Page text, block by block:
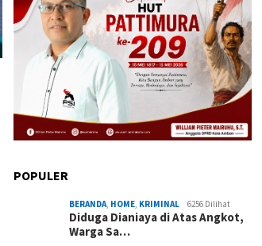
POPULER
BERANDA HOME KRIMINAL 6256 Dilihat
Diduga Dianiaya di Atas Angkot,
Warga Sa…